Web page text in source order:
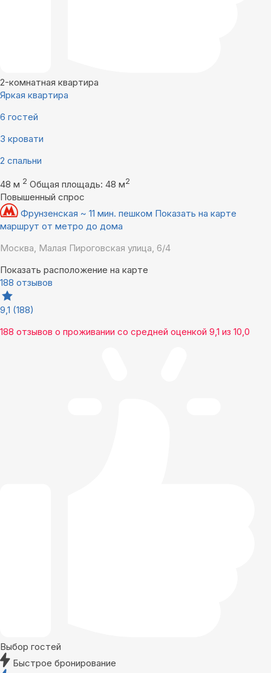
2-комнатная квартира
Яркая квартира
6 гостей
3 кровати
2 спальни
48 м 2 Общая площадь: 48 м2
Повышенный спрос
Фрунзенская ~ 11 мин. пешком Показать на карте
маршрут от метро до дома
Москва, Малая Пироговская улица, 6/4
Показать расположение на карте
188 отзывов
9,1 (188)
188 отзывов о проживании со средней оценкой 9,1 из 10,0
Выбор гостей
Быстрое бронирование